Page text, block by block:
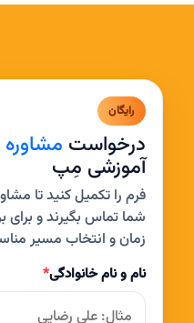
رایگان
درخواست مشاوره
آموزشی مِپ
فرم را تکمیل کنید تا
شما تماس بگیرند و برای
زمان و انتخاب مسیر
نام و نام خانوادگی*